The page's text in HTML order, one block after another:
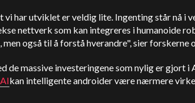
har utviklet er veldig lite. Ingenting står nå i
nettverk som kan integreres i humanoide
men også til å forstå hverandre", sier forskerne
de massive investeringene som nylig er gjort
kan intelligente androider være nærmere